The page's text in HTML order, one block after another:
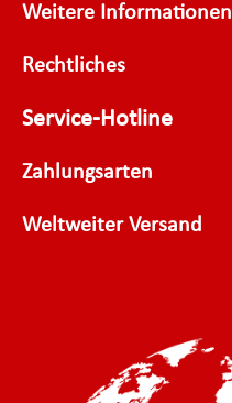
Weitere Informationen
Rechtliches
Service-Hotline
Zahlungsarten
Weltweiter Versand